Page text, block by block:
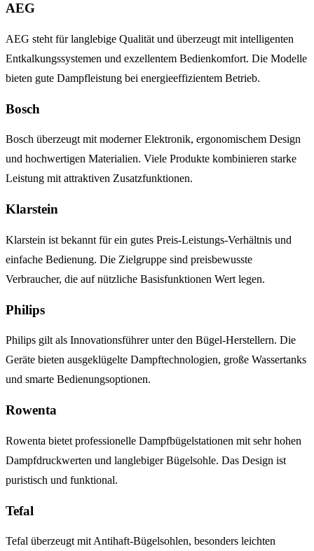
AEG
AEG steht für langlebige Qualität und überzeugt mit intelligenten
Entkalkungssystemen und exzellentem Bedienkomfort. Die Modelle
bieten gute Dampfleistung bei energieeffizientem Betrieb.
Bosch
Bosch überzeugt mit moderner Elektronik, ergonomischem Design
und hochwertigen Materialien. Viele Produkte kombinieren starke
Leistung mit attraktiven Zusatzfunktionen.
Klarstein
Klarstein ist bekannt für ein gutes Preis-Leistungs-Verhältnis und
einfache Bedienung. Die Zielgruppe sind preisbewusste
Verbraucher, die auf nützliche Basisfunktionen Wert legen.
Philips
Philips gilt als Innovationsführer unter den Bügel-Herstellern. Die
Geräte bieten ausgeklügelte Dampftechnologien, große Wassertanks
und smarte Bedienungsoptionen.
Rowenta
Rowenta bietet professionelle Dampfbügelstationen mit sehr hohen
Dampfdruckwerten und langlebiger Bügelsohle. Das Design ist
puristisch und funktional.
Tefal
Tefal überzeugt mit Antihaft-Bügelsohlen, besonders leichten